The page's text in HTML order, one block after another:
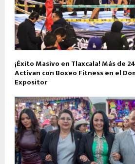
¡Éxito Masivo en Tlaxcala! Más de
Activan con Boxeo Fitness en el
Expositor